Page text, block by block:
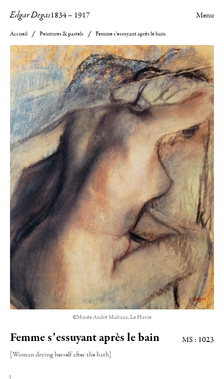
Edgar Degas1834– 1917 Menu
Accueil Peintures & pastels Femme s’essuyant après le bain
©Musée André Malraux, Le Havre
Femme s’essuyant après le bain
[Woman drying herself after the bath]
MS : 1023